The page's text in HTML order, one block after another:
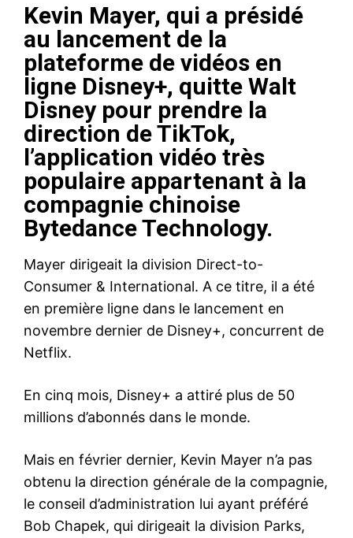
Kevin Mayer, qui a présidé
au lancement de la
plateforme de vidéos en
ligne Disney+, quitte Walt
Disney pour prendre la
direction de TikTok,
l’application vidéo très
populaire appartenant à la
compagnie chinoise
Bytedance Technology.
Mayer dirigeait la division Direct-to-
Consumer & International. A ce titre, il a été
en première ligne dans le lancement en
novembre dernier de Disney+, concurrent de
Netflix.
En cinq mois, Disney+ a attiré plus de 50
millions d’abonnés dans le monde.
Mais en février dernier, Kevin Mayer n’a pas
obtenu la direction générale de la compagnie,
le conseil d’administration lui ayant préféré
Bob Chapek, qui dirigeait la division Parks,